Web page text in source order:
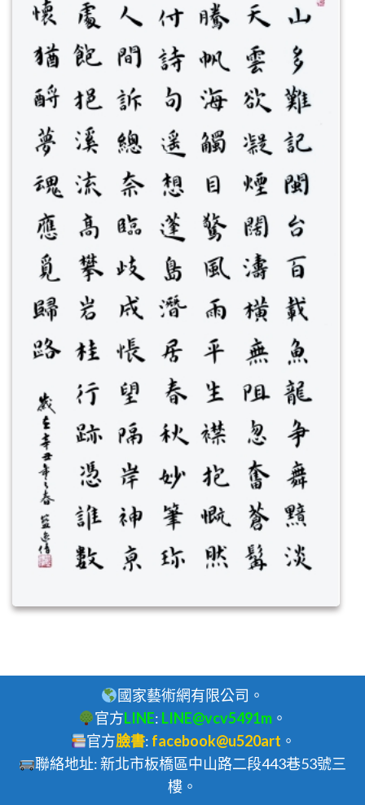
國家藝術網有限公司。
官方LINE: LINE@vcv5491m 。
官方臉書: facebook@u520art 。
聯絡地址: 新北市板橋區中山路二段443巷53號三
樓。